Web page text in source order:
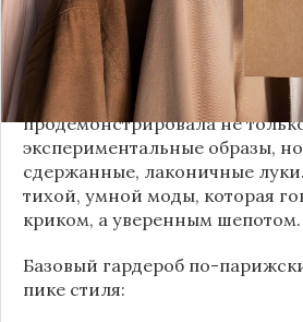
заключаются не в эпатаже, а в
владении базовыми вещами.
Как тонко подметила автор
косметичка», завершившаяся
продемонстрировала не
экспериментальные образы,
сдержанные, лаконичные
тихой, умной моды, которая
криком, а уверенным шепотом.
Базовый гардероб по-
пике стиля: